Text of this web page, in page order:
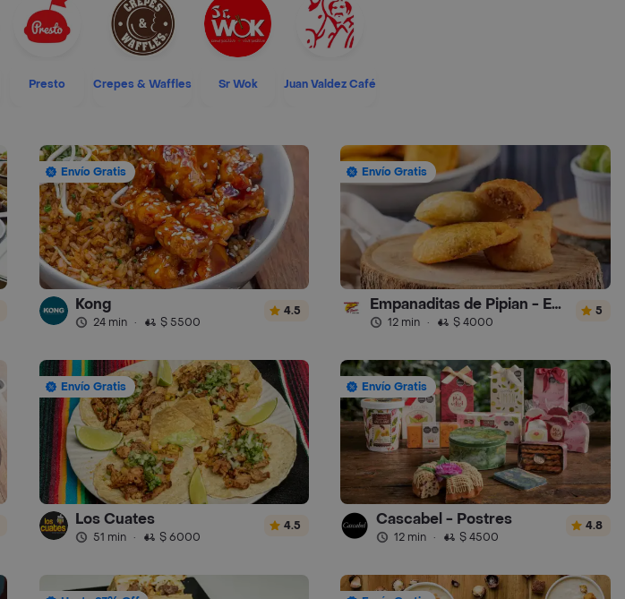
Presto Crepes & Waffles Sr Wok Juan Valdez Café
Envío Gratis
Kong
24 min · $ 5500
4.5
Envío Gratis
Empanaditas de Pipian - Empanadas
12 min · $ 4000
5
Envío Gratis
Los Cuates
51 min · $ 6000
4.5
Envío Gratis
Cascabel - Postres
12 min · $ 4500
4.8